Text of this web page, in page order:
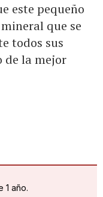
este pequeño
que se
todos sus
de la mejor
1 año.